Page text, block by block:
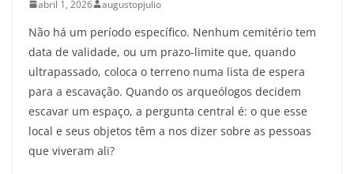
abril 1, 2026 augustopjulio
Não há um período específico. Nenhum cemitério tem
data de validade, ou um prazo-limite que, quando
ultrapassado, coloca o terreno numa lista de espera
para a escavação. Quando os arqueólogos decidem
escavar um espaço, a pergunta central é: o que esse
local e seus objetos têm a nos dizer sobre as pessoas
que viveram ali?